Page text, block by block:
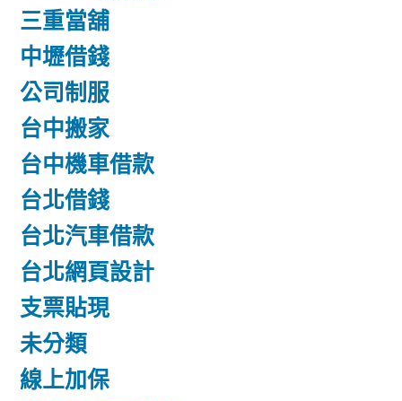
三重當舖
中壢借錢
公司制服
台中搬家
台中機車借款
台北借錢
台北汽車借款
台北網頁設計
支票貼現
未分類
線上加保